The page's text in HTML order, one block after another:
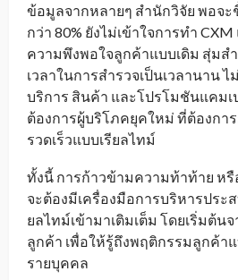
ข้อมูลจากหลายๆ สำนักวิจัย พอจะ
กว่า 80% ยังไม่เข้าใจการทำ
ความพึงพอใจลูกค้าแบบเดิม สุ่มส
เวลาในการสำรวจเป็นเวลานาน
บริการ สินค้า และโปรโมชันแคม
ต้องการผู้บริโภคยุคใหม่ ที่ต้องกา
รวดเร็วแบบเรียลไทม์
ทั้งนี้ การก้าวข้ามความท้าท้าย หรื
จะต้องมีเครื่องมือการบริหารประ
ยลไทม์เข้ามาเติมเต็ม โดยเริ่มต้น
ลูกค้า เพื่อให้รู้ถึงพฤติกรรมลูกค้าแ
รายบุคคล